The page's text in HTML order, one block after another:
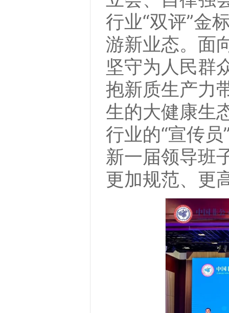
行业“双评”金
游新业态。面
坚守为人民群
抱新质生产力
生的大健康生
行业的“宣传员
新一届领导班
更加规范、更